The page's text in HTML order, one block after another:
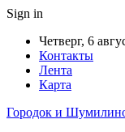
Sign in
Четверг, 6
Контакты
Лента
Карта
Городок и